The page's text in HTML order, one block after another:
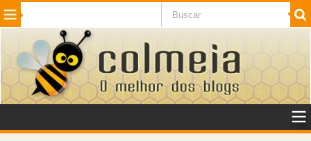
Beleza Cinema e TV
Internet Jogos NotÃ­cias SaÃºde
VeÃ­culos Adulto